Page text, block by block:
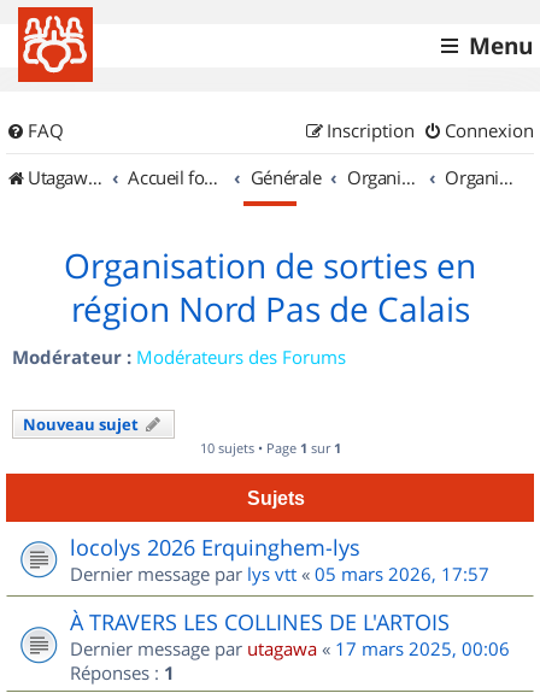
Menu
FAQ Connexion
Inscription
UtagawaVTT (Randos VTT et VTTAE avec traces GPS)
Accueil forum Générale Organisation de sorties & Recherche de partenaires Organisation de sorties en région Nord Pas de Calais
Organisation de sorties en
région Nord Pas de Calais
Modérateur : Modérateurs des Forums
Nouveau sujet
10 sujets • Page 1 sur 1
Sujets
locolys 2026 Erquinghem-lys
Dernier message par lys vtt « 05 mars 2026, 17:57
À TRAVERS LES COLLINES DE L'ARTOIS
Dernier message par utagawa « 17 mars 2025, 00:06
Réponses : 1